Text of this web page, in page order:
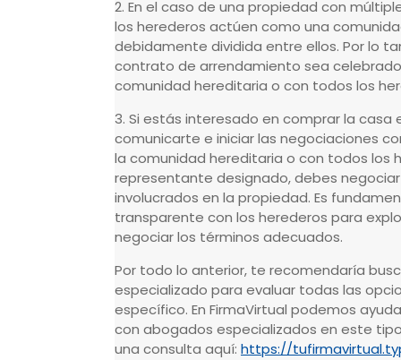
2. En el caso de una propiedad con
los herederos actúen como una
debidamente dividida entre ellos. Por lo
contrato de arrendamiento sea
comunidad hereditaria o con todos los
3. Si estás interesado en comprar la casa
comunicarte e iniciar las negociaciones
la comunidad hereditaria o con todos los
representante designado, debes
involucrados en la propiedad. Es
transparente con los herederos para
negociar los términos adecuados.
Por todo lo anterior, te recomendaría
especializado para evaluar todas las
específico. En FirmaVirtual podemos
con abogados especializados en este
una consulta aquí: https://